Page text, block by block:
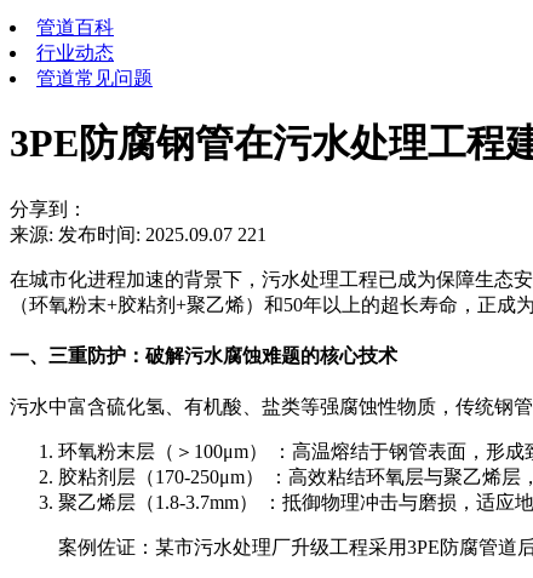
管道百科
行业动态
管道常见问题
3PE防腐钢管在污水处理工程
分享到：
来源: 发布时间: 2025.09.07 221
在城市化进程加速的背景下，污水处理工程已成为保障生态
（环氧粉末+胶粘剂+聚乙烯）和50年以上的超长寿命，正
一、三重防护：破解污水腐蚀难题的核心技术
污水中富含硫化氢、有机酸、盐类等强腐蚀性物质，传统钢
环氧粉末层（＞100μm） ：高温熔结于钢管表面，形成
胶粘剂层（170-250μm） ：高效粘结环氧层与聚乙烯层
聚乙烯层（1.8-3.7mm） ：抵御物理冲击与磨损，适应
案例佐证：某市污水处理厂升级工程采用3PE防腐管道